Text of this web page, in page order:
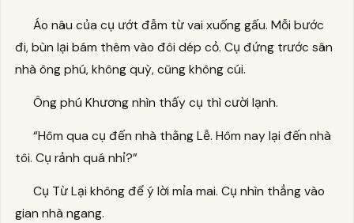
Áo nâu của cụ ướt đẫm từ vai xuống gấu. Mỗi bước
đi, bùn lại bám thêm vào đôi dép cỏ. Cụ đứng trước sân
nhà ông phú, không quỳ, cũng không cúi.
Ông phú Khương nhìn thấy cụ thì cười lạnh.
“Hôm qua cụ đến nhà thằng Lễ. Hôm nay lại đến nhà
tôi. Cụ rảnh quá nhỉ?”
Cụ Từ Lại không để ý lời mỉa mai. Cụ nhìn thẳng vào
gian nhà ngang.